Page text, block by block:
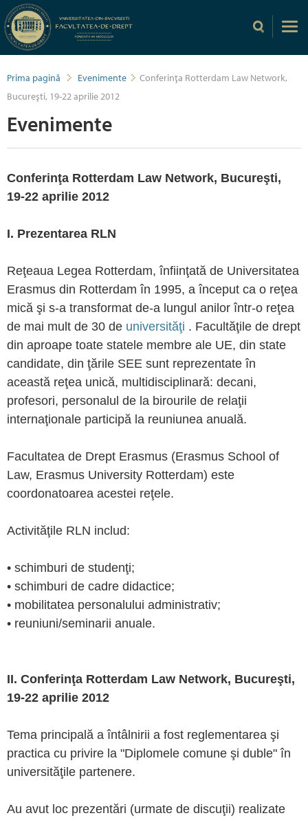
Prima pagină Evenimente
Conferinţa Rotterdam Law Network,
Bucureşti, 19-22 aprilie 2012
Evenimente
Conferinţa Rotterdam Law Network, Bucureşti,
19-22 aprilie 2012
I. Prezentarea RLN
Reţeaua Legea Rotterdam, înfiinţată de Universitatea
Erasmus din Rotterdam în 1995, a început ca o reţea
mică şi s-a transformat de-a lungul anilor într-o reţea
de mai mult de 30 de universităţi . Facultăţile de drept
din aproape toate statele membre ale UE, din state
candidate, din ţările SEE sunt reprezentate în
această reţea unică, multidisciplinară: decani,
profesori, personalul de la birourile de relaţii
internaţionale participă la reuniunea anuală.
Facultatea de Drept Erasmus (Erasmus School of
Law, Erasmus University Rotterdam) este
coordonatoarea acestei reţele.
Activităţile RLN includ:
• schimburi de studenţi;
• schimburi de cadre didactice;
• mobilitatea personalului administrativ;
• reuniuni/seminarii anuale.
II. Conferinţa Rotterdam Law Network, Bucureşti,
19-22 aprilie 2012
Tema principală a întâlnirii a fost reglementarea şi
practica cu privire la "Diplomele comune şi duble" în
universităţile partenere.
Au avut loc prezentări (urmate de discuţii) realizate